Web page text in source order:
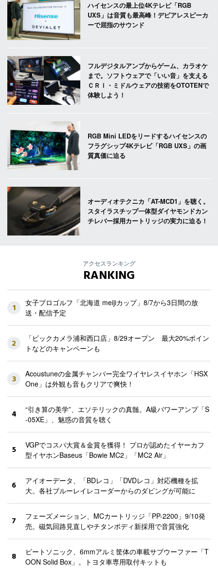
ハイセンスの最上位4Kテレビ「RGB
UXS」は音質も最高峰！デビアレスピーカ
ーで屈指のサウンド
フルデジタルアンプからゲーム、カラオケ
まで。ソフトウェアで「いい音」を支える
ＣＲＩ・ミドルウェアの技術をOTOTENで
体験しよう！
RGB Mini LEDをリードするハイセンスの
フラグシップ4Kテレビ「RGB UXS」の画
質真価に迫る
オーディオテクニカ「AT-MCD1」を聴く。
スタイラスチップ一体型ダイヤモンドカン
チレバー採用カートリッジの実力に迫る！
アクセスランキング
RANKING
1
女子プロゴルフ「北海道 meijiカップ」8/7から3日間の放
送・配信予定
2
「ビックカメラ浦和西口店」8/29オープン 最大20%ポイン
トなどのキャンペーンも
3
Acoustuneの金属チャンバー完全ワイヤレスイヤホン「HSX
One」は外観も音もクリアで爽快！
4
“引き算の美学”、エソテリックの真髄。A級パワーアンプ「S
-05XE」、魅惑の音質を聴く
5
VGPでコスパ大賞＆金賞を獲得！ プロが認めたイヤーカフ
型イヤホンBaseus「Bowie MC2」「MC2 Air」
6
アイオーデータ、「BDレコ」「DVDレコ」対応機種を拡
大。各社ブルーレイレコーダーからのダビングが可能に
7
フェーズメーション、MCカートリッジ「PP-2200」9/10発
売。磁気回路見直しやチタンボディ新採用で音質強化
8
ビートソニック、6mmアルミ筐体の車載サブウーファー「T
OON Solid Box」。トヨタ車専用取付キットも